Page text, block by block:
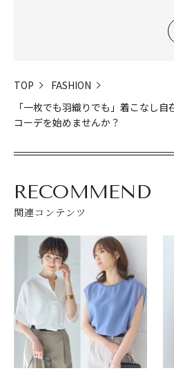
TOP
FASHION
「一枚でも羽織りでも」着こなし
コーデを始めませんか？
RECOMMEND
関連コンテンツ